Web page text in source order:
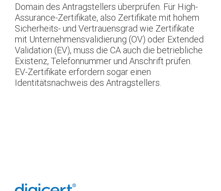
Domain des Antragstellers überprüfen. Für High-
Assurance-Zertifikate, also Zertifikate mit hohem
Sicherheits- und Vertrauensgrad wie Zertifikate
mit Unternehmensvalidierung (OV) oder Extended
Validation (EV), muss die CA auch die betriebliche
Existenz, Telefonnummer und Anschrift prüfen.
EV-Zertifikate erfordern sogar einen
Identitätsnachweis des Antragstellers.